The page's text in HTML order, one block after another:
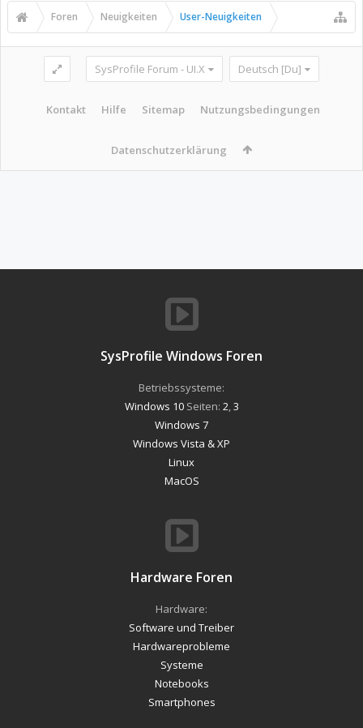
Foren Neuigkeiten User-Neuigkeiten
SysProfile Forum - UI.X Deutsch [Du]
Kontakt Hilfe Sitemap Nutzungsbedingungen
Datenschutzerklärung
SysProfile Windows Foren
Betriebssysteme:
Windows 10Seiten: 2 3
Windows 7
Windows Vista & XP
Linux
MacOS
Hardware Foren
Hardware:
Software und Treiber
Hardwareprobleme
Systeme
Notebooks
Smartphones